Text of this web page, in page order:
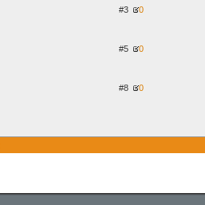
#3 0
#5 0
#8 0